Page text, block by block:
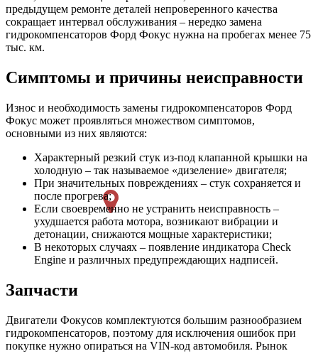
предыдущем ремонте деталей непроверенного качества
сокращает интервал обслуживания – нередко замена
гидрокомпенсаторов Форд Фокус нужна на пробегах менее 75
тыс. км.
Симптомы и причины неисправности
Износ и необходимость замены гидрокомпенсаторов Форд
Фокус может проявляться множеством симптомов,
основными из них являются:
Характерный резкий стук из-под клапанной крышки на
холодную – так называемое «дизеление» двигателя;
При значительных повреждениях – стук сохраняется и
после прогрева;
Если своевременно не устранить неисправность –
ухудшается работа мотора, возникают вибрации и
детонации, снижаются мощные характеристики;
В некоторых случаях – появление индикатора Check
Engine и различных предупреждающих надписей.
Запчасти
Двигатели Фокусов комплектуются большим разнообразием
гидрокомпенсаторов, поэтому для исключения ошибок при
покупке нужно опираться на VIN-код автомобиля. Рынок